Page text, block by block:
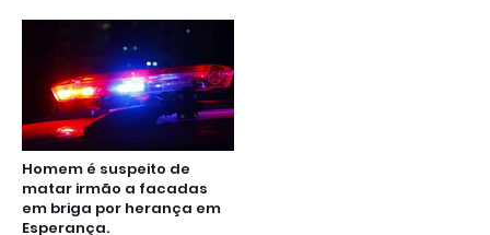
Homem é suspeito de
matar irmão a facadas
em briga por herança em
Esperança.